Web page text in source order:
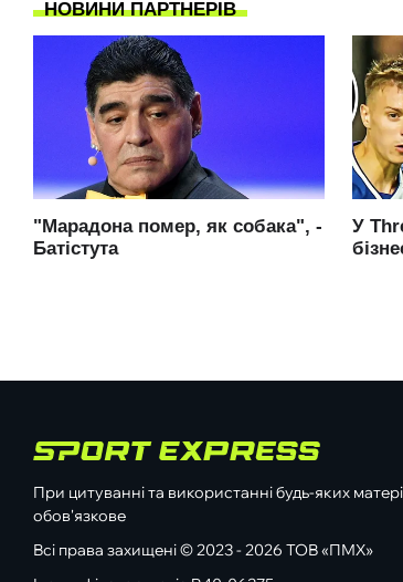
При цитуванні та використанні будь-яких
обов'язкове
Всі права захищені © 2023 - 2026 ТОВ «ПМХ»